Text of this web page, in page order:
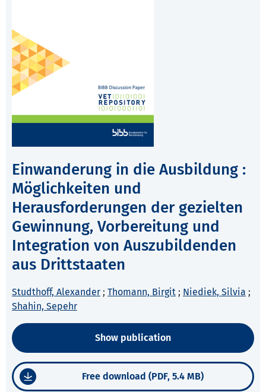
Einwanderung in die Ausbildung :
Möglichkeiten und
Herausforderungen der gezielten
Gewinnung, Vorbereitung und
Integration von Auszubildenden
aus Drittstaaten
Studthoff, Alexander ; Thomann, Birgit ; Niediek, Silvia ;
Shahin, Sepehr
Show publication
Free download (PDF, 5.4 MB)